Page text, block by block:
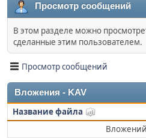
Просмотр сообщений
В этом разделе можно
сделанные этим пользователем.
Просмотр сообщений
Вложения - KAV
Название файла